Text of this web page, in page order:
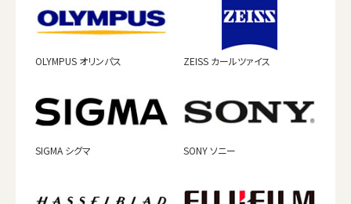
OLYMPUS オリンパス ZEISS カールツァイス
SIGMA シグマ SONY ソニー